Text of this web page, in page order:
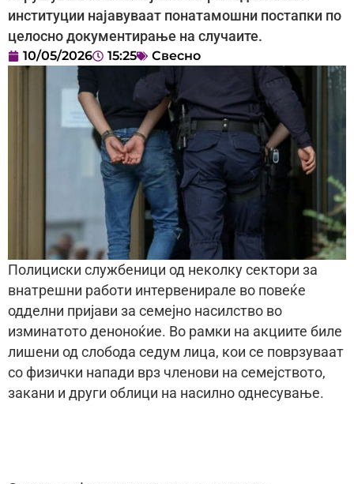
институции најавуваат понатамошни постапки по
целосно документирање на случаите.
10/05/2026 15:25 Свесно
Полициски службеници од неколку сектори за
внатрешни работи интервенирале во повеќе
одделни пријави за семејно насилство во
изминатото деноноќие. Во рамки на акциите биле
лишени од слобода седум лица, кои се поврзуваат
со физички напади врз членови на семејството,
закани и други облици на насилно однесување.